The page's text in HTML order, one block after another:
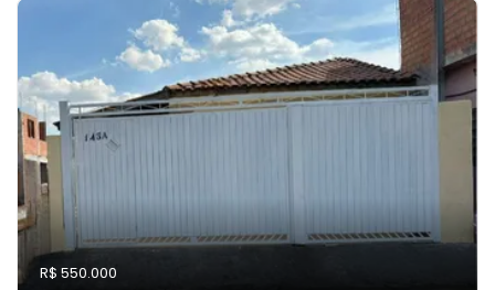
R$ 550.000